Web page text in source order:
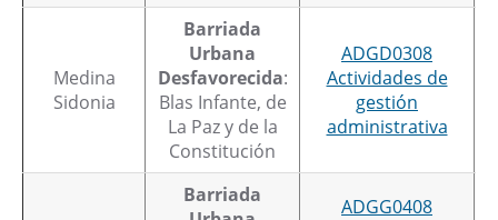
Medina
Sidonia
Barriada
Urbana
Desfavorecida:
Blas Infante, de
La Paz y de la
Constitución
ADGD0308
Actividades de
gestión
administrativa
Barriada
ADGG0408